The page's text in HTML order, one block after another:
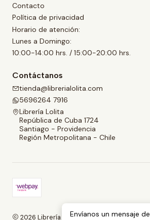
Contacto
Política de privacidad
Horario de atención:
Lunes a Domingo:
10:00-14:00 hrs. / 15:00-20:00 hrs.
Contáctanos
tienda@librerialolita.com
5696264 7916
Librería Lolita
República de Cuba 1724
Santiago - Providencia
Región Metropolitana - Chile
2026 Librería Lolita.Envíanos un mensaje de